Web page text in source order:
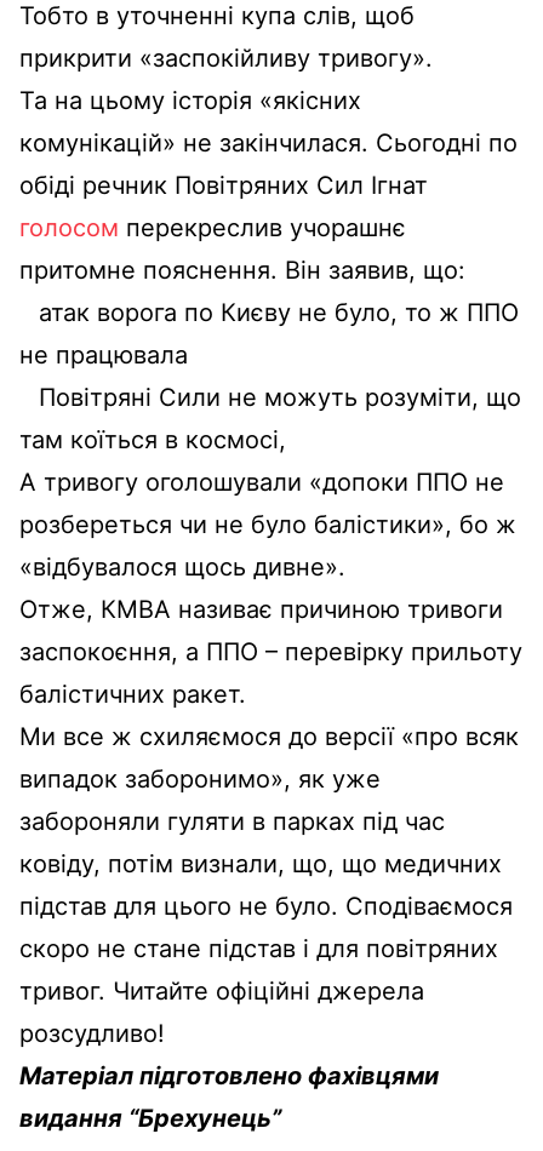
Тобто в уточненні купа слів, щоб
прикрити «заспокійливу тривогу».
Та на цьому історія «якісних
комунікацій» не закінчилася. Сьогодні по
обіді речник Повітряних Сил Ігнат
голосом перекреслив учорашнє
притомне пояснення. Він заявив, що:
атак ворога по Києву не було, то ж ППО
не працювала
Повітряні Сили не можуть розуміти, що
там коїться в космосі,
А тривогу оголошували «допоки ППО не
розбереться чи не було балістики», бо ж
«відбувалося щось дивне».
Отже, КМВА називає причиною тривоги
заспокоєння, а ППО – перевірку прильоту
балістичних ракет.
Ми все ж схиляємося до версії «про всяк
випадок заборонимо», як уже
забороняли гуляти в парках під час
ковіду, потім визнали, що, що медичних
підстав для цього не було. Сподіваємося
скоро не стане підстав і для повітряних
тривог. Читайте офіційні джерела
розсудливо!
Матеріал підготовлено фахівцями
видання “Брехунець”